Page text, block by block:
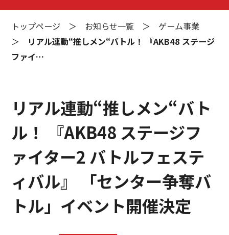
トップページ ＞ お知らせ一覧 ＞ ゲーム事業
＞
リアル連動“推しメン“バトル！ 『AKB48 ステージ
ファイ…
リアル連動“推しメン“バト
ル！ 『AKB48 ステージフ
ァイター2 バトルフェステ
ィバル』 「センター争奪バ
トル」イベント開催決定